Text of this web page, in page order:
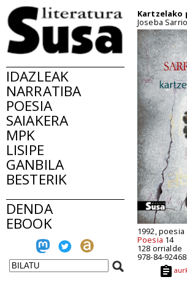
IDAZLEAK
NARRATIBA
POESIA
SAIAKERA
MPK
LISIPE
GANBILA
BESTERIK
DENDA
EBOOK
Kartzelako
Joseba
1992, poesia
Poesia 14
128 orrialde
978-84-